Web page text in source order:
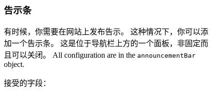
告示条
有时候，你需要在网站上发布告示。 这种情况下，你可以添
加一个告示条。 这是位于导航栏上方的一个面板，非固定而
且可以关闭。 All configuration are in the announcementBar
object.
接受的字段：